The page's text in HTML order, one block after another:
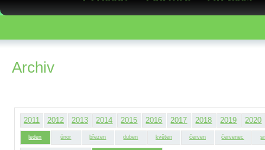
Archiv
2011 2012 2013 2014 2015 2016 2017 2018 2019 2020
leden únor březen duben květen červen červenec